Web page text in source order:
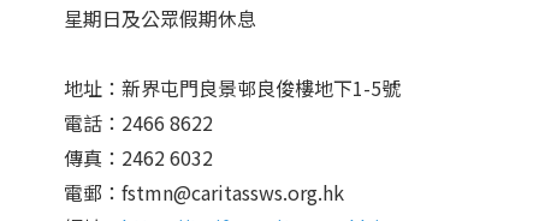
星期日及公眾假期休息
地址：新界屯門良景邨良俊樓地下1-5號
電話：2466 8622
傳真：2462 6032
電郵：fstmn@caritassws.org.hk